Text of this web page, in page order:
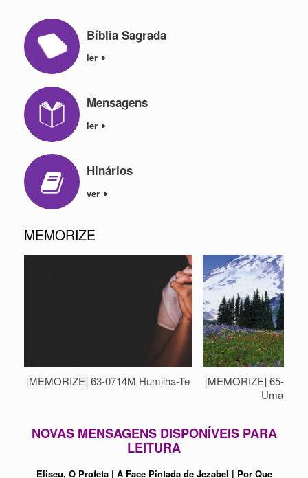
Bíblia Sagrada
ler
Mensagens
ler
Hinários
ver
MEMORIZE
[MEMORIZE] 63-0714M Humilha-Te
[MEMORIZE] 65-
Uma
NOVAS MENSAGENS DISPONÍVEIS PARA
LEITURA
Eliseu, O Profeta| A Face Pintada de Jezabel | Por Que